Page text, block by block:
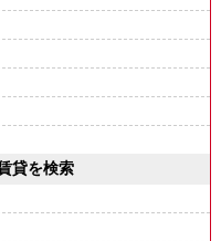
貸を検索